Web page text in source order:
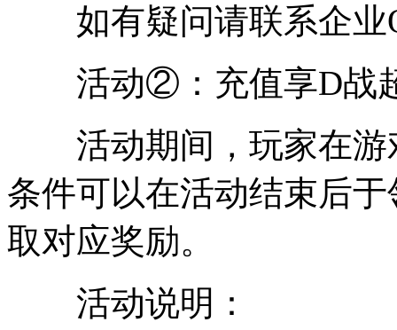
如有疑问请联系企业
活动②：充值享D战
活动期间，玩家在游
条件可以在活动结束后
取对应奖励。
活动说明：